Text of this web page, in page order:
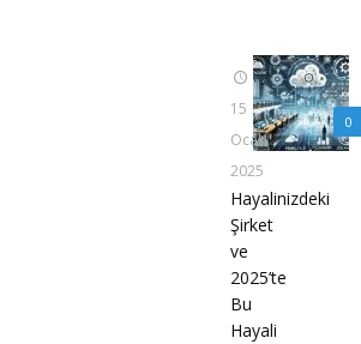
0
15
Ocak
2025
Hayalinizdeki
Şirket
ve
2025’te
Bu
Hayali